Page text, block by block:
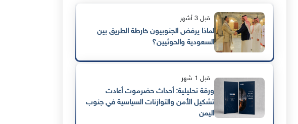
قبل 3 أشهر
لماذا يرفض الجنوبيون خارطة الطريق بين
السعودية والحوثيين؟
قبل 1 شهر
ورقة تحليلية: أحداث حضرموت أعادت
تشكيل الأمن والتوازنات السياسية في جنوب
اليمن